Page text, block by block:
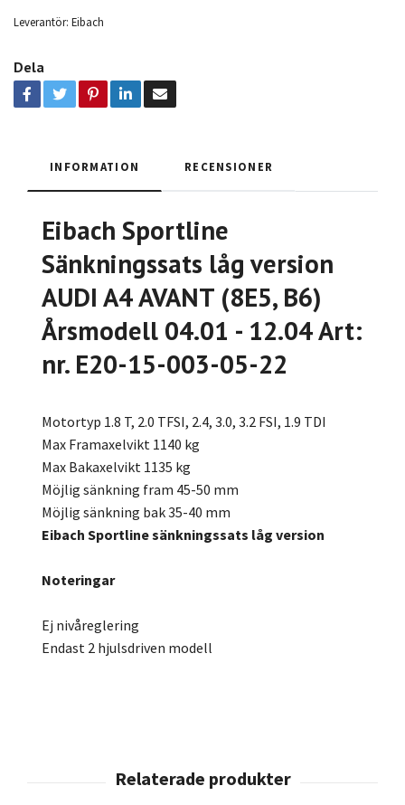
Leverantör: Eibach
Dela
INFORMATION RECENSIONER
Eibach Sportline
Sänkningssats låg version
AUDI A4 AVANT (8E5, B6)
Årsmodell 04.01 - 12.04 Art:
nr. E20-15-003-05-22
Motortyp 1.8 T, 2.0 TFSI, 2.4, 3.0, 3.2 FSI, 1.9 TDI
Max Framaxelvikt 1140 kg
Max Bakaxelvikt 1135 kg
Möjlig sänkning fram 45-50 mm
Möjlig sänkning bak 35-40 mm
Eibach Sportline sänkningssats låg version
Noteringar
Ej nivåreglering
Endast 2 hjulsdriven modell